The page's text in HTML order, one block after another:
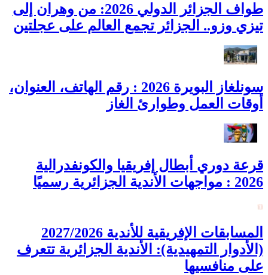
طواف الجزائر الدولي 2026: من وهران إلى
تيزي وزو.. الجزائر تجمع العالم على عجلتين
سونلغاز البويرة 2026 : رقم الهاتف، العنوان،
أوقات العمل وطوارئ الغاز
قرعة دوري أبطال إفريقيا والكونفدرالية
2026 : مواجهات الأندية الجزائرية رسميًا
المسابقات الإفريقية للأندية 2027/2026
(الأدوار التمهيدية): الأندية الجزائرية تتعرف
على منافسيها